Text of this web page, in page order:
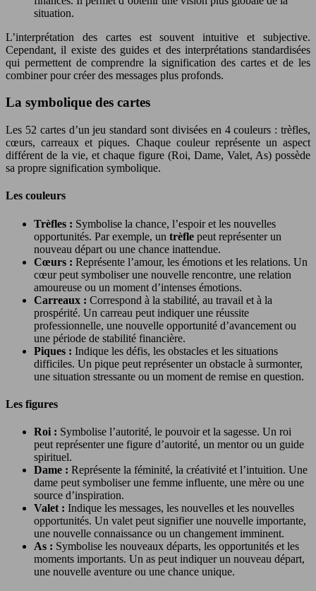
situation.
L’interprétation des cartes est souvent intuitive et subjective.
Cependant, il existe des guides et des interprétations standardisées
qui permettent de comprendre la signification des cartes et de les
combiner pour créer des messages plus profonds.
La symbolique des cartes
Les 52 cartes d’un jeu standard sont divisées en 4 couleurs : trèfles,
cœurs, carreaux et piques. Chaque couleur représente un aspect
différent de la vie, et chaque figure (Roi, Dame, Valet, As) possède
sa propre signification symbolique.
Les couleurs
Trèfles : Symbolise la chance, l’espoir et les nouvelles
opportunités. Par exemple, un trèfle peut représenter un
nouveau départ ou une chance inattendue.
Cœurs : Représente l’amour, les émotions et les relations. Un
cœur peut symboliser une nouvelle rencontre, une relation
amoureuse ou un moment d’intenses émotions.
Carreaux : Correspond à la stabilité, au travail et à la
prospérité. Un carreau peut indiquer une réussite
professionnelle, une nouvelle opportunité d’avancement ou
une période de stabilité financière.
Piques : Indique les défis, les obstacles et les situations
difficiles. Un pique peut représenter un obstacle à surmonter,
une situation stressante ou un moment de remise en question.
Les figures
Roi : Symbolise l’autorité, le pouvoir et la sagesse. Un roi
peut représenter une figure d’autorité, un mentor ou un guide
spirituel.
Dame : Représente la féminité, la créativité et l’intuition. Une
dame peut symboliser une femme influente, une mère ou une
source d’inspiration.
Valet : Indique les messages, les nouvelles et les nouvelles
opportunités. Un valet peut signifier une nouvelle importante,
une nouvelle connaissance ou un changement imminent.
As : Symbolise les nouveaux départs, les opportunités et les
moments importants. Un as peut indiquer un nouveau départ,
une nouvelle aventure ou une chance unique.